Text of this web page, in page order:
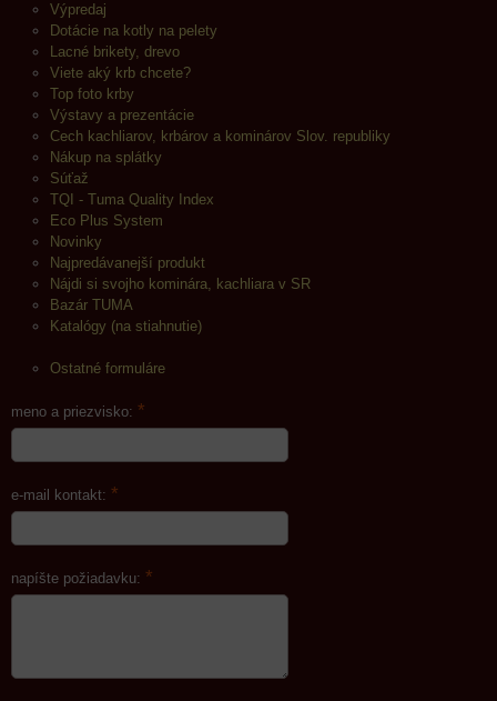
Výpredaj
Dotácie na kotly na pelety
Lacné brikety, drevo
Viete aký krb chcete?
Top foto krby
Výstavy a prezentácie
Cech kachliarov, krbárov a kominárov Slov. republiky
Nákup na splátky
Súťaž
TQI - Tuma Quality Index
Eco Plus System
Novinky
Najpredávanejší produkt
Nájdi si svojho kominára, kachliara v SR
Bazár TUMA
Katalógy (na stiahnutie)
Ostatné formuláre
meno a priezvisko: *
e-mail kontakt: *
napíšte požiadavku: *